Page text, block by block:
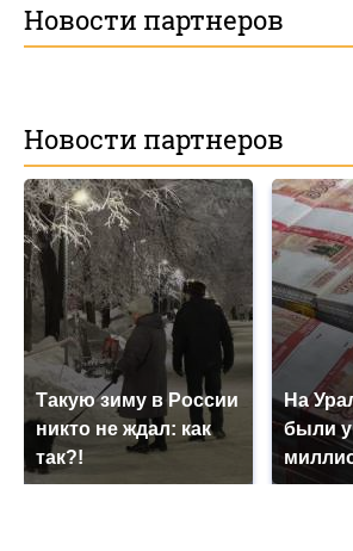
Новости партнеров
Новости партнеров
Такую зиму в России
никто не ждал: как
так?!
На
были